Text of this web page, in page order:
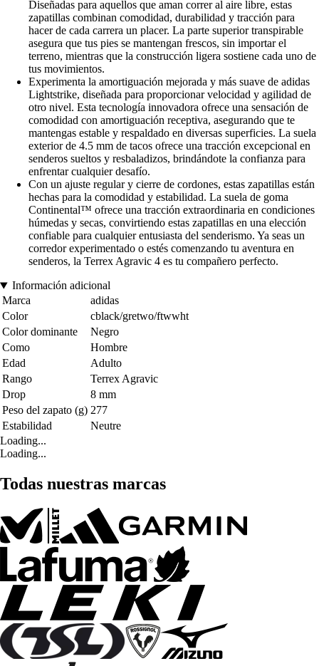
Diseñadas para aquellos que aman correr al aire libre, estas
zapatillas combinan comodidad, durabilidad y tracción para
hacer de cada carrera un placer. La parte superior transpirable
asegura que tus pies se mantengan frescos, sin importar el
terreno, mientras que la construcción ligera sostiene cada uno de
tus movimientos.
Experimenta la amortiguación mejorada y más suave de adidas
Lightstrike, diseñada para proporcionar velocidad y agilidad de
otro nivel. Esta tecnología innovadora ofrece una sensación de
comodidad con amortiguación receptiva, asegurando que te
mantengas estable y respaldado en diversas superficies. La suela
exterior de 4.5 mm de tacos ofrece una tracción excepcional en
senderos sueltos y resbaladizos, brindándote la confianza para
enfrentar cualquier desafío.
Con un ajuste regular y cierre de cordones, estas zapatillas están
hechas para la comodidad y estabilidad. La suela de goma
Continental™ ofrece una tracción extraordinaria en condiciones
húmedas y secas, convirtiendo estas zapatillas en una elección
confiable para cualquier entusiasta del senderismo. Ya seas un
corredor experimentado o estés comenzando tu aventura en
senderos, la Terrex Agravic 4 es tu compañero perfecto.
Información adicional
Marca
adidas
Color
cblack/gretwo/ftwwht
Color dominante
Negro
Como
Hombre
Edad
Adulto
Rango
Terrex Agravic
Drop
8 mm
Peso del zapato (g) 277
Estabilidad
Neutre
Loading...
Loading...
Todas nuestras marcas